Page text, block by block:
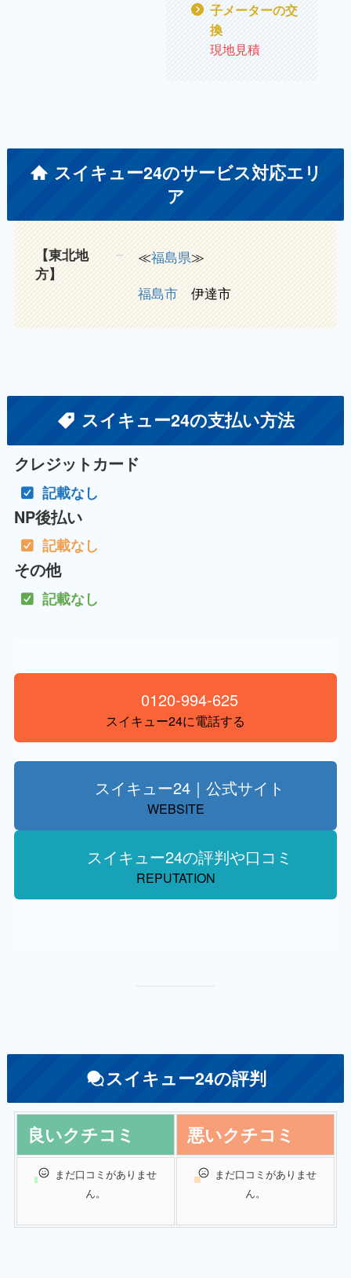
子メーターの交
換
現地見積
スイキュー24のサービス対応エリ
ア
【東北地
方】
≪福島県≫
福島市伊達市
スイキュー24の支払い方法
クレジットカード
記載なし
NP後払い
記載なし
その他
記載なし
0120-994-625
スイキュー24に電話する
スイキュー24｜公式サイト
WEBSITE
スイキュー24の評判や口コミ
REPUTATION
スイキュー24の評判
良いクチコミ 悪いクチコミ
まだ口コミがありませ
ん。
まだ口コミがありませ
ん。